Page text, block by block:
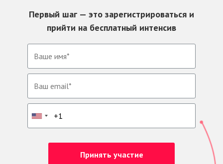
Первый шаг — это зарегистрироваться и
прийти на бесплатный интенсив